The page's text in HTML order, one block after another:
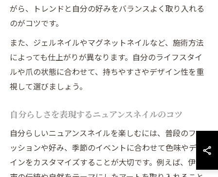
がら、トレンドと自分の好みをバランスよく取り入れる
のがコツです。
また、ジェルネイルやマグネットネイルなど、施術方法
によっても仕上がりが異なります。自分のライフスタイ
ルや爪の状態に合わせて、持ちやすさやデザイン性を重
視して選びましょう。
自分らしさを表現するニュアンスネイルのコツ
自分らしいニュアンスネイルを楽しむには、普段のファ
ッションや好み、季節のイベントに合わせて色味やデザ
インをカスタマイズすることが大切です。例えば、伊勢